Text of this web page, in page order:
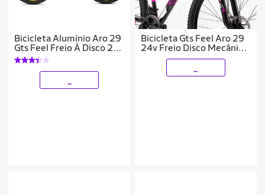
Bicicleta Alumínio Aro 29
Gts Feel Freio À Disco 21
Marchas
Bicicleta Gts Feel Aro 29
24v Freio Disco Mecânico
e Suspensão